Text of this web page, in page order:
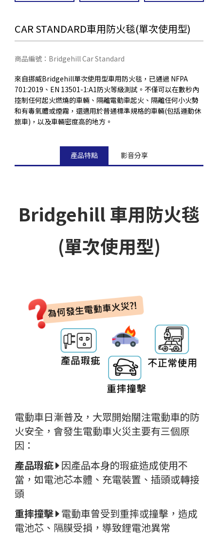
CAR STANDARD車用防火毯(單次使用型)
商品編號：Bridgehill Car Standard
來自挪威Bridgehill單次使用型車用防火毯，已通過 NFPA
701:2019、EN 13501-1:A1防火等級測試。不僅可以在數秒內
控制任何起火燃燒的車輛、隔離電動車起火、隔離任何小火勢
和有毒氣體或煙霧，還適用於普通標準規格的車輛(包括運動休
旅車)，以及車輛密度高的地方。
產品特點 影音分享
Bridgehill 車用防火毯
(單次使用型)
電動車日漸普及，大眾開始關注電動車的防
火安全，會發生電動車火災主要有三個原
因：
產品瑕疵 因產品本身的瑕疵造成使用不
當，如電池芯本體、充電裝置、插頭或轉接
頭
重摔撞擊 電動車曾受到重摔或撞擊，造成
電池芯、隔膜受損，導致鋰電池異常